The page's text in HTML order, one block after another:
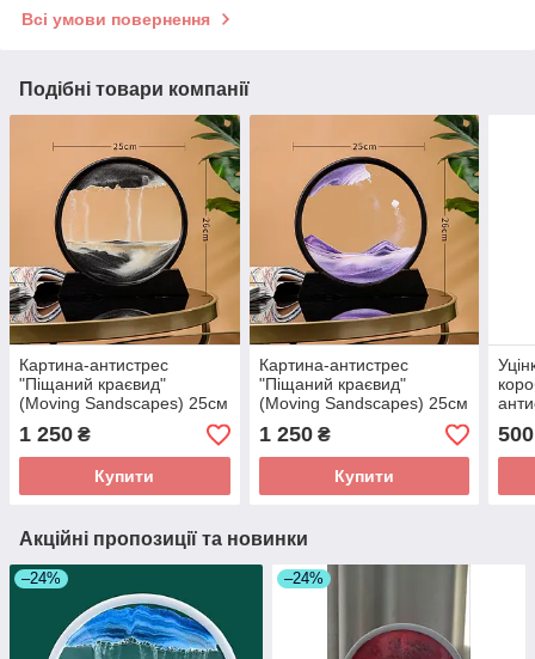
Всі умови повернення
Подібні товари компанії
Картина-антистрес
"Піщаний краєвид"
(Moving Sandscapes) 25см
подарунок Чорний
1 250 ₴
Купити
Картина-антистрес
"Піщаний краєвид"
(Moving Sandscapes) 25см
подарунок Фіолетовий
1 250₴
Купити
500
Акційні пропозиції та новинки
–24% –24%